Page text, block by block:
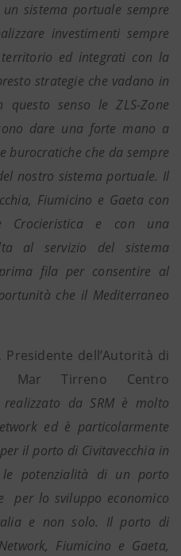
sistema portuale sempre
investimenti sempre
ed integrati con la
strategie che vadano in
senso le ZLS-Zone
dare una forte mano a
burocratiche che da sempre
nostro sistema portuale. Il
Fiumicino e Gaeta con
Crocieristica e con una
al servizio del sistema
fila per consentire al
che il Mediterraneo
, Presidente dell’Autorità di
Mar Tirreno Centro
realizzato da SRM è molto
ed è particolarmente
il porto di Civitavecchia in
potenzialità di un porto
per lo sviluppo economico
e non solo. Il porto di
Fiumicino e Gaeta,